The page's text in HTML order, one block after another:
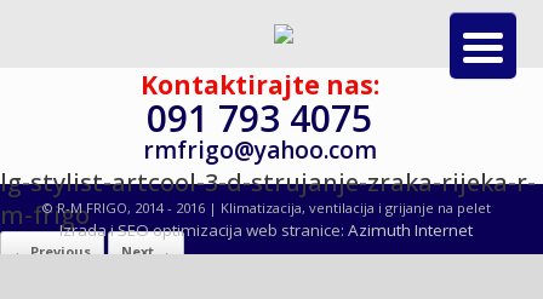
Kontaktirajte nas:
091 793 4075
rmfrigo@yahoo.com
lg-stylist-artcool-3-d-strujanje-zraka-rijeka-r-
m-frigo
← Previous Next →
© R-M FRIGO, 2014 - 2016 | Klimatizacija, ventilacija i grijanje na pelet
Izrada i SEO optimizacija web stranice: Azimuth Internet